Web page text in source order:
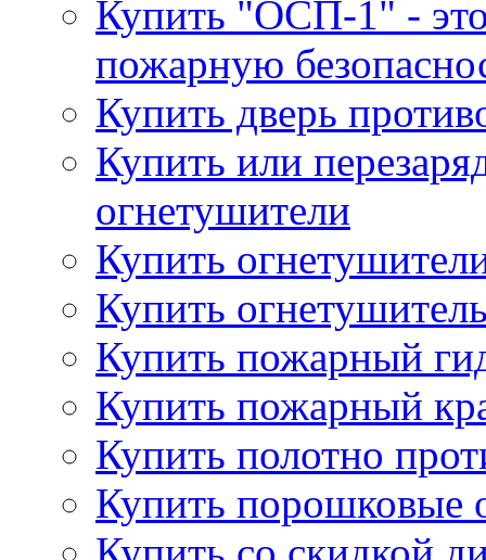
Купить "ОСП-1" - это
пожарную
Купить дверь
Купить или
огнетушители
Купить
Купить
Купить пожарный
Купить пожарный
Купить полотно
Купить порошковые